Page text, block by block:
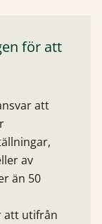
för att
att
av
än 50
att utifrån